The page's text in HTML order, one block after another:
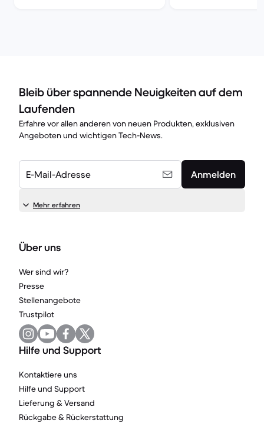
Bleib über spannende Neuigkeiten auf dem
Laufenden
Erfahre vor allen anderen von neuen Produkten, exklusiven
Angeboten und wichtigen Tech-News.
E-Mail-Adresse Anmelden
Mehr erfahren
Über uns
Wer sind wir?
Presse
Stellenangebote
Trustpilot
Hilfe und Support
Kontaktiere uns
Hilfe und Support
Lieferung & Versand
Rückgabe & Rückerstattung